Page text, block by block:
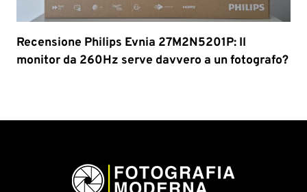
Recensione Philips Evnia 27M2N5201P: Il
monitor da 260Hz serve davvero a un fotografo?